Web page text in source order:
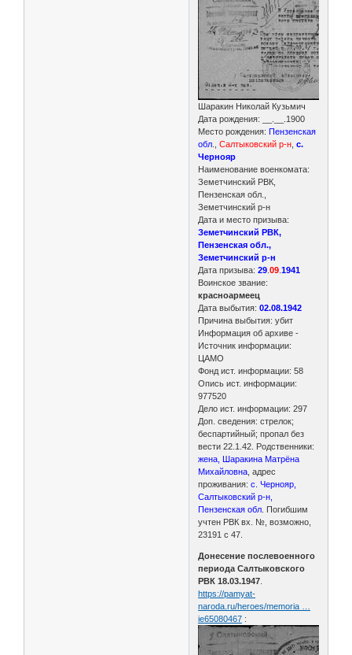
Шаракин Николай Кузьмич
Дата рождения: __.__.1900
Место рождения: Пензенская
обл .,Салтыковский р-н ,с.
Чернояр
Наименование военкомата:
Земетчинский РВК,
Пензенская обл.,
Земетчинский р-н
Дата и место призыва:
Земетчинский РВК,
Пензенская обл.,
Земетчинский р-н
Дата призыва: 29 .09 .1941
Воинское звание:
красноармеец
Дата выбытия: 02.08.1942
Причина выбытия: убит
Информация об архиве -
Источник информации:
ЦАМО
Фонд ист. информации: 58
Опись ист. информации:
977520
Дело ист. информации: 297
Доп. сведения: стрелок;
беспартийный; пропал без
вести 22.1.42. Родственники:
жена, Шаракина Матрёна
Михайловна , адрес
проживания:с. Чернояр,
Салтыковский р-н,
Пензенская обл . Погибшим
учтен РВК вх. №, возможно,
23191 с 47.
Донесение послевоенного
периода Салтыковского
РВК 18.03.1947
https://pamyat-
naroda.ru/heroes/memoria …
ie65080467 :